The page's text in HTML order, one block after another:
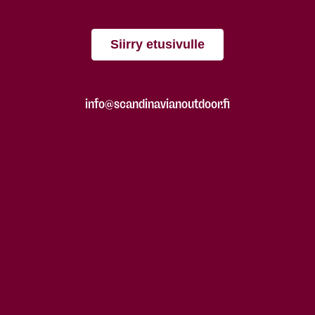
Siirry etusivulle
info@scandinavianoutdoor.fi